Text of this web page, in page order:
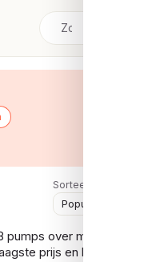
Sorteer:
over meerdere
prijs en bij hoeveel